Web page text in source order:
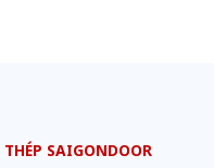
SAIGONDOOR